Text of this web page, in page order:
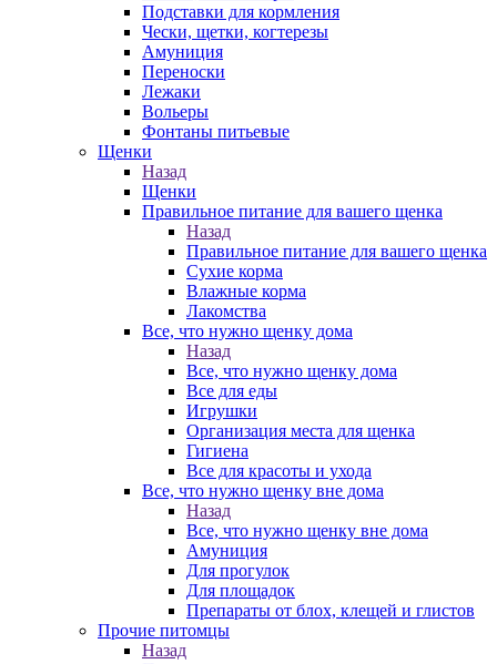
Подставки для кормления
Чески, щетки, когтерезы
Амуниция
Переноски
Лежаки
Вольеры
Фонтаны питьевые
Щенки
Назад
Щенки
Правильное питание для вашего щенка
Назад
Правильное питание для вашего щенка
Сухие корма
Влажные корма
Лакомства
Все, что нужно щенку дома
Назад
Все, что нужно щенку дома
Все для еды
Игрушки
Организация места для щенка
Гигиена
Все для красоты и ухода
Все, что нужно щенку вне дома
Назад
Все, что нужно щенку вне дома
Амуниция
Для прогулок
Для площадок
Препараты от блох, клещей и глистов
Прочие питомцы
Назад